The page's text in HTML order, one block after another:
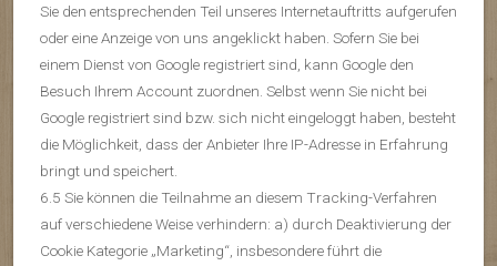
Sie den entsprechenden Teil unseres Internetauftritts aufgerufen
oder eine Anzeige von uns angeklickt haben. Sofern Sie bei
einem Dienst von Google registriert sind, kann Google den
Besuch Ihrem Account zuordnen. Selbst wenn Sie nicht bei
Google registriert sind bzw. sich nicht eingeloggt haben, besteht
die Möglichkeit, dass der Anbieter Ihre IP-Adresse in Erfahrung
bringt und speichert.
6.5 Sie können die Teilnahme an diesem Tracking-Verfahren
auf verschiedene Weise verhindern: a) durch Deaktivierung der
Cookie Kategorie „Marketing“, insbesondere führt die